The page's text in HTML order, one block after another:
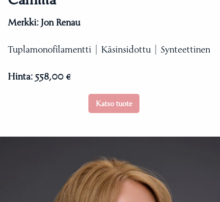
Merkki: Jon Renau
Tuplamonofilamentti | Käsinsidottu | Synteettinen
Hinta: 558,00 €
Katso tuote